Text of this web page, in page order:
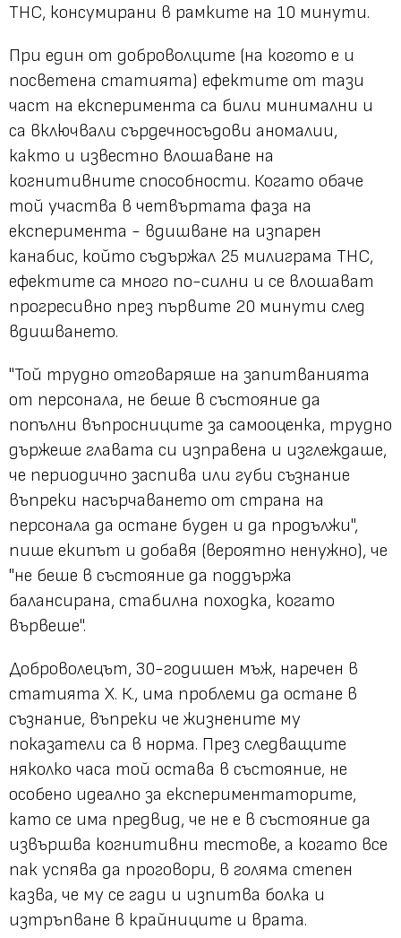
THC, консумирани в рамките на 10 минути.
При един от доброволците (на когото е и
посветена статията) ефектите от тази
част на експеримента са били минимални и
са включвали сърдечносъдови аномалии,
както и известно влошаване на
когнитивните способности. Когато обаче
той участва в четвъртата фаза на
експеримента - вдишване на изпарен
канабис, който съдържал 25 милиграма THC,
ефектите са много по-силни и се влошават
прогресивно през първите 20 минути след
вдишването.
"Той трудно отговаряше на запитванията
от персонала, не беше в състояние да
попълни въпросниците за самооценка, трудно
държеше главата си изправена и изглеждаше,
че периодично заспива или губи съзнание
въпреки насърчаването от страна на
персонала да остане буден и да продължи",
пише екипът и добавя (вероятно ненужно), че
"не беше в състояние да поддържа
балансирана, стабилна походка, когато
вървеше".
Доброволецът, 30-годишен мъж, наречен в
статията Х. К., има проблеми да остане в
съзнание, въпреки че жизнените му
показатели са в норма. През следващите
няколко часа той остава в състояние, не
особено идеално за експериментаторите,
като се има предвид, че не е в състояние да
извършва когнитивни тестове, а когато все
пак успява да проговори, в голяма степен
казва, че му се гади и изпитва болка и
изтръпване в крайниците и врата.